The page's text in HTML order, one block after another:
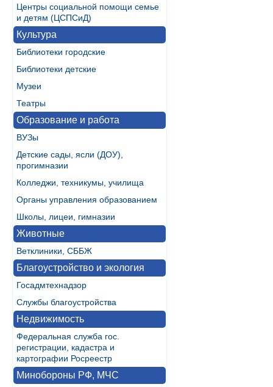
Центры социальной помощи семье
и детям (ЦСПСиД)
Культура
Библиотеки городские
Библиотеки детские
Музеи
Театры
Образование и работа
ВУЗы
Детские сады, ясли (ДОУ),
прогимназии
Колледжи, техникумы, училища
Органы управления образованием
Школы, лицеи, гимназии
Животные
Ветклиники, СББЖ
Благоустройство и экология
Госадмтехнадзор
Службы благоустройства
Недвижимость
Федеральная служба гос.
регистрации, кадастра и
картографии Росреестр
Минобороны РФ, МЧС